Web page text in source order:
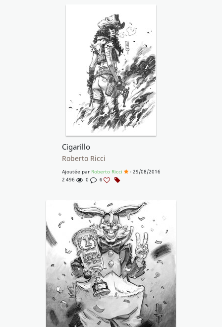
Cigarillo
Roberto Ricci
Ajoutée par Roberto Ricci
- 29/08/2016
2 496
0 6